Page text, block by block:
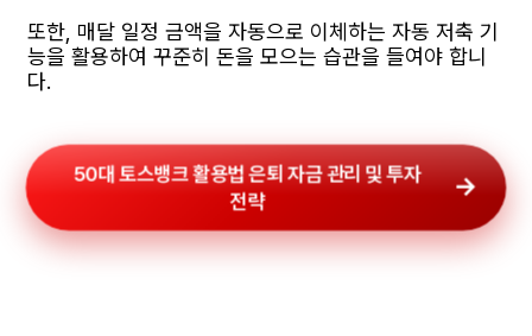
또한, 매달 일정 금액을 자동으로 이체하는 자동 저축 기
능을 활용하여 꾸준히 돈을 모으는 습관을 들여야 합니
다.
50대 토스뱅크 활용법 은퇴 자금 관리 및 투자
전략